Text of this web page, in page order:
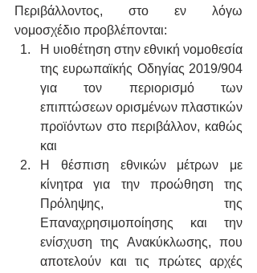
Περιβάλλοντος, στο εν λόγω
νομοσχέδιο προβλέπονται:
Η υιοθέτηση στην εθνική νομοθεσία
της ευρωπαϊκής Οδηγίας 2019/904
για τον περιορισμό των
επιπτώσεων ορισμένων πλαστικών
προϊόντων στο περιβάλλον, καθώς
και
Η θέσπιση εθνικών μέτρων με
κίνητρα για την προώθηση της
Πρόληψης, της
Επαναχρησιμοποίησης και την
ενίσχυση της Ανακύκλωσης, που
αποτελούν και τις πρώτες αρχές